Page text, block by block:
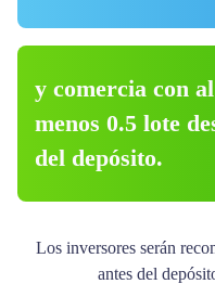
y comercia con al
menos 0.5 lote
del depósito.
Los inversores serán
antes del